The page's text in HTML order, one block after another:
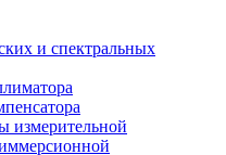
и спектральных
измерительной